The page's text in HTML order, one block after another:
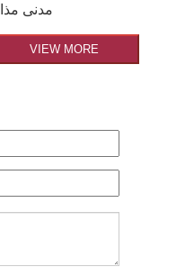
مدنی مذاکرہ
VIEW MORE